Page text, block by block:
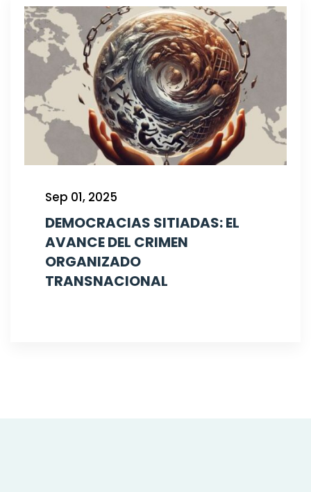
Sep 01, 2025
DEMOCRACIAS SITIADAS: EL
AVANCE DEL CRIMEN
ORGANIZADO
TRANSNACIONAL